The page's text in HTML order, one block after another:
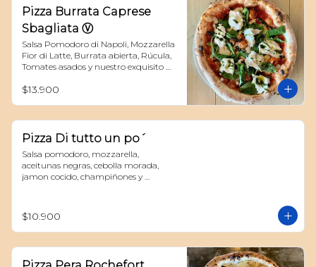
Pizza Burrata Caprese
Sbagliata Ⓥ
Salsa Pomodoro di Napoli, Mozzarella
Fior di Latte, Burrata abierta, Rúcula,
Tomates asados y nuestro exquisito
$13.900
Pizza Di tutto un po´
Salsa pomodoro, mozzarella,
aceitunas negras, cebolla morada,
jamon cocido, champiñones y
$10.900